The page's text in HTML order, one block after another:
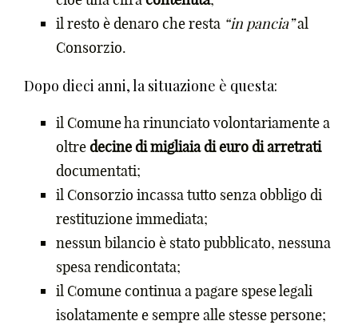
il resto è denaro che resta “in pancia”al
Consorzio.
Dopo dieci anni, la situazione è questa:
il Comune ha rinunciato volontariamente a
oltredecine di migliaia di euro di arretrati
documentati;
il Consorzio incassa tutto senza obbligo di
restituzione immediata;
nessun bilancio è stato pubblicato, nessuna
spesa rendicontata;
il Comune continua a pagare spese legali
isolatamente e sempre alle stesse persone;